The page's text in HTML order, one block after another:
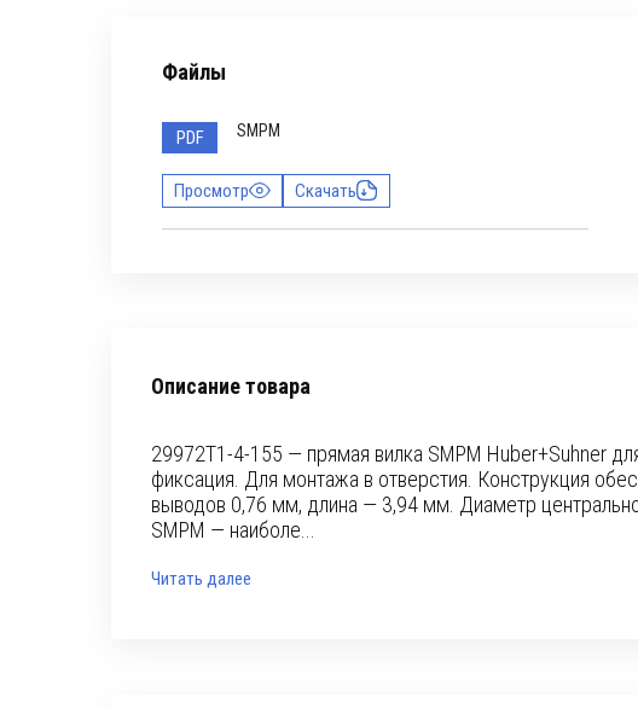
Файлы
PDF SMPM
Просмотр Скачать
Описание товара
29972T1-4-155 — прямая вилка SMPM Huber+Suhner
фиксация. Для монтажа в отверстия. Конструкция
выводов 0,76 мм, длина — 3,94 мм. Диаметр
SMPM — наиболе...
Читать далее